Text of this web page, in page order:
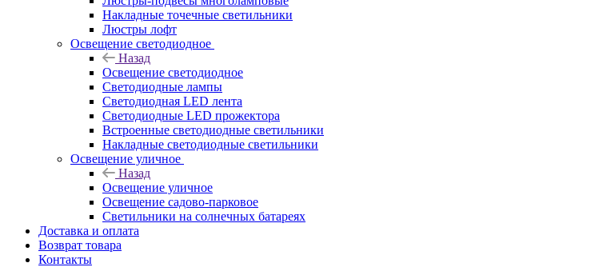
Накладные точечные светильники
Люстры лофт
Освещение светодиодное
Назад
Освещение светодиодное
Светодиодные лампы
Светодиодная LED лента
Светодиодные LED прожектора
Встроенные светодиодные светильники
Накладные светодиодные светильники
Освещение уличное
Назад
Освещение уличное
Освещение садово-парковое
Светильники на солнечных батареях
Доставка и оплата
Возврат товара
Контакты